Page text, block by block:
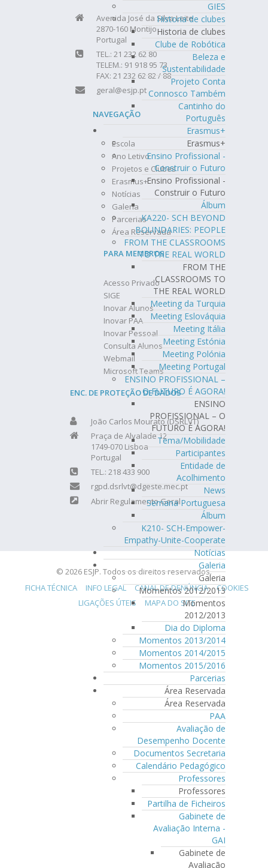
GIES
Historia de clubes
Historia de clubes
Clube de Robótica
Beleza e
Sustentabilidade
Projeto Conta
Connosco Também
Cantinho do
Português
Erasmus+
Erasmus+
Ensino Profissional -
Construir o Futuro
Ensino Profissional -
Construir o Futuro
Álbum
KA220- SCH BEYOND
BOUNDARIES: PEOPLE
FROM THE CLASSROOMS
TO THE REAL WORLD
FROM THE
CLASSROOMS TO
THE REAL WORLD
Meeting da Turquia
Meeting Eslováquia
Meeting Itália
Meeting Estónia
Meeting Polónia
Meeting Portugal
ENSINO PROFISSIONAL –
O FUTURO É AGORA!
ENSINO
PROFISSIONAL – O
FUTURO É AGORA!
Tema/Mobilidade
Participantes
Entidade de
Acolhimento
News
Semana Portuguesa
Álbum
K210- SCH-Empower-
Empathy-Unite-Cooperate
Notícias
Galeria
Galeria
Momentos 2012/2013
Momentos
2012/2013
Dia do Diploma
Momentos 2013/2014
Momentos 2014/2015
Momentos 2015/2016
Parcerias
Área Reservada
Área Reservada
PAA
Avaliação de
Desempenho Docente
Documentos Secretaria
Calendário Pedagógico
Professores
Professores
Partilha de Ficheiros
Gabinete de
Avaliação Interna -
GAI
Gabinete de
Avaliação
Avenida José da Silva Leite
2870-160 Montijo
Portugal
TEL.: 21 232 62 80
TELEM.: 91 918 95 73
FAX: 21 232 62 82 / 88
geral@esjp.pt
NAVEGAÇÃO
Escola
Ano Letivo
Projetos e Clubes
Erasmus+
Notícias
Galeria
Parcerias
Área Reservada
PARA MEMBROS
Acesso Privado
SIGE
Inovar Alunos
Inovar PAA
Inovar Pessoal
Consulta Alunos
Webmail
Microsoft Teams
ENC. DE PROTEÇÃO DE DADOS
João Carlos Mourato (DSRLVT)
Praça de Alvalade 12
1749-070 Lisboa
Portugal
TEL.: 218 433 900
rgpd.dsrlvt@dgeste.mec.pt
Abrir Regulamento Geral
© 2026 ESJP. Todos os direitos reservados.
FICHA TÉCNICA
INFO LEGAL CANAL DE DENÚNCIA
COOKIES
LIGAÇÕES ÚTEIS
MAPA DO SITE